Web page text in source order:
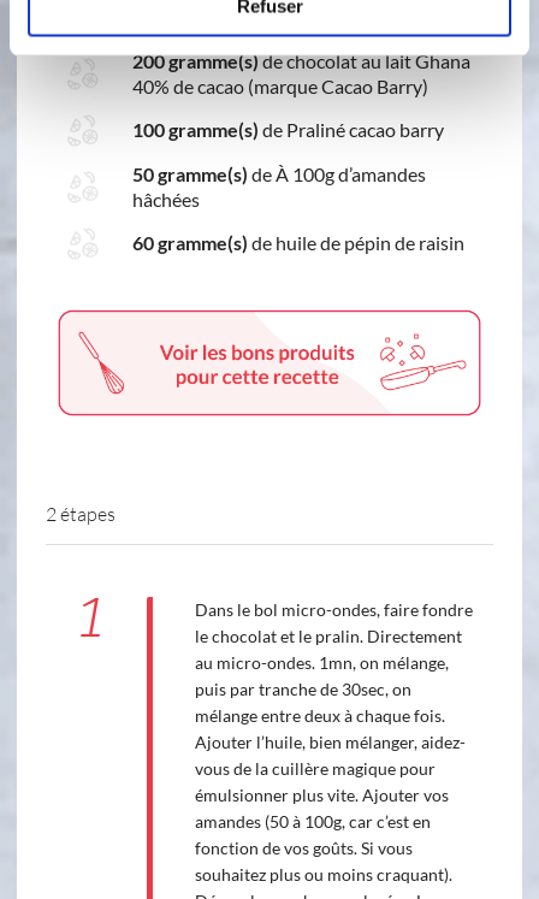
Refuser
200 gramme(s)de chocolat au lait Ghana
40% de cacao (marque Cacao Barry)
100 gramme(s) de Praliné cacao barry
50 gramme(s) de À 100g d’amandes
hâchées
60 gramme(s) de huile de pépin de raisin
2 étapes
1
Dans le bol micro-ondes, faire fondre
le chocolat et le pralin. Directement
au micro-ondes. 1mn, on mélange,
puis par tranche de 30sec, on
mélange entre deux à chaque fois.
Ajouter l’huile, bien mélanger, aidez-
vous de la cuillère magique pour
émulsionner plus vite. Ajouter vos
amandes (50 à 100g, car c’est en
fonction de vos goûts. Si vous
souhaitez plus ou moins craquant).